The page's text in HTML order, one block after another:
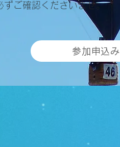
ずご確認くださいませ。
参加申込み